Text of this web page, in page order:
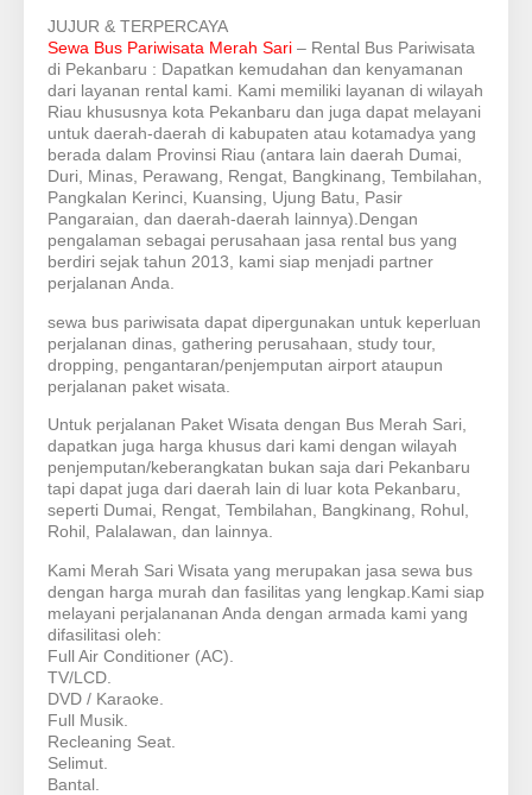
JUJUR & TERPERCAYA
Sewa Bus Pariwisata Merah Sari – Rental Bus Pariwisata
di Pekanbaru : Dapatkan kemudahan dan kenyamanan
dari layanan rental kami. Kami memiliki layanan di wilayah
Riau khususnya kota Pekanbaru dan juga dapat melayani
untuk daerah-daerah di kabupaten atau kotamadya yang
berada dalam Provinsi Riau (antara lain daerah Dumai,
Duri, Minas, Perawang, Rengat, Bangkinang, Tembilahan,
Pangkalan Kerinci, Kuansing, Ujung Batu, Pasir
Pangaraian, dan daerah-daerah lainnya).Dengan
pengalaman sebagai perusahaan jasa rental bus yang
berdiri sejak tahun 2013, kami siap menjadi partner
perjalanan Anda.
sewa bus pariwisata dapat dipergunakan untuk keperluan
perjalanan dinas, gathering perusahaan, study tour,
dropping, pengantaran/penjemputan airport ataupun
perjalanan paket wisata.
Untuk perjalanan Paket Wisata dengan Bus Merah Sari,
dapatkan juga harga khusus dari kami dengan wilayah
penjemputan/keberangkatan bukan saja dari Pekanbaru
tapi dapat juga dari daerah lain di luar kota Pekanbaru,
seperti Dumai, Rengat, Tembilahan, Bangkinang, Rohul,
Rohil, Palalawan, dan lainnya.
Kami Merah Sari Wisata yang merupakan jasa sewa bus
dengan harga murah dan fasilitas yang lengkap.Kami siap
melayani perjalananan Anda dengan armada kami yang
difasilitasi oleh:
Full Air Conditioner (AC).
TV/LCD.
DVD / Karaoke.
Full Musik.
Recleaning Seat.
Selimut.
Bantal.